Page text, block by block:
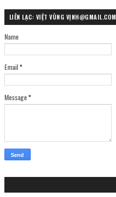
LIÊN LẠC: VIỆT VÙNG VỊNH@GMAIL.COM
Name
Email*
Message*